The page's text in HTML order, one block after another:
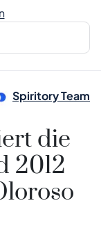
Spiritory Team
die
2012